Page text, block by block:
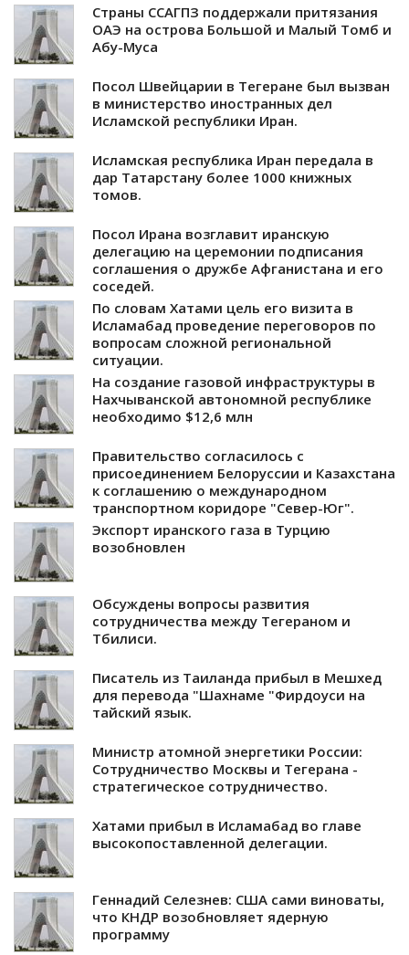
Страны ССАГПЗ поддержали притязания
ОАЭ на острова Большой и Малый Томб и
Абу-Муса
Посол Швейцарии в Тегеране был вызван
в министерство иностранных дел
Исламской республики Иран.
Исламская республика Иран передала в
дар Татарстану более 1000 книжных
томов.
Посол Ирана возглавит иранскую
делегацию на церемонии подписания
соглашения о дружбе Афганистана и его
соседей.
По словам Хатами цель его визита в
Исламабад проведение переговоров по
вопросам сложной региональной
ситуации.
На создание газовой инфраструктуры в
Нахчыванской автономной республике
необходимо $12,6 млн
Правительство согласилось с
присоединением Белоруссии и Казахстана
к соглашению о международном
транспортном коридоре "Север-Юг".
Экспорт иранского газа в Турцию
возобновлен
Обсуждены вопросы развития
сотрудничества между Тегераном и
Тбилиси.
Писатель из Таиланда прибыл в Мешхед
для перевода "Шахнаме "Фирдоуси на
тайский язык.
Министр атомной энергетики России:
Сотрудничество Москвы и Тегерана -
стратегическое сотрудничество.
Хатами прибыл в Исламабад во главе
высокопоставленной делегации.
Геннадий Селезнев: США сами виноваты,
что КНДР возобновляет ядерную
программу